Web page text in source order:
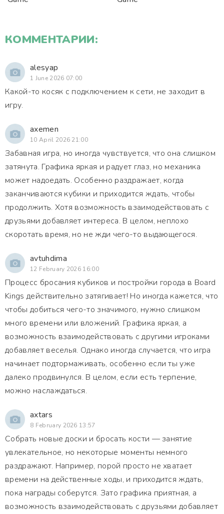
КОММЕНТАРИИ:
alesyap
1 June 2026 07:00
Какой-то косяк с подключением к сети, не заходит в
игру.
axemen
10 April 2026 21:00
Забавная игра, но иногда чувствуется, что она слишком
затянута. Графика яркая и радует глаз, но механика
может надоедать. Особенно раздражает, когда
заканчиваются кубики и приходится ждать, чтобы
продолжить. Хотя возможность взаимодействовать с
друзьями добавляет интереса. В целом, неплохо
скоротать время, но не жди чего-то выдающегося.
avtuhdima
12 February 2026 16:00
Процесс бросания кубиков и постройки города в Board
Kings действительно затягивает! Но иногда кажется, что
чтобы добиться чего-то значимого, нужно слишком
много времени или вложений. Графика яркая, а
возможность взаимодействовать с другими игроками
добавляет веселья. Однако иногда случается, что игра
начинает подтормаживать, особенно если ты уже
далеко продвинулся. В целом, если есть терпение,
можно наслаждаться.
axtars
8 February 2026 13:57
Собрать новые доски и бросать кости — занятие
увлекательное, но некоторые моменты немного
раздражают. Например, порой просто не хватает
времени на действенные ходы, и приходится ждать,
пока награды соберутся. Зато графика приятная, а
возможность взаимодействовать с друзьями добавляет